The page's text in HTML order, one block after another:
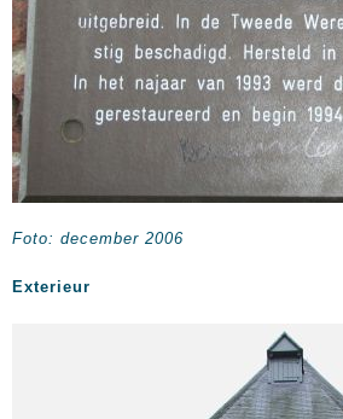
Foto: december 2006
Exterieur